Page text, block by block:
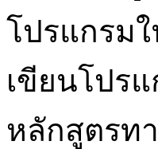
โปรแกรม
เขียนโปร
หลักสูตรท